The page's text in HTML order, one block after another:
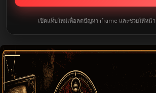
เปิดแท็บใหม่เพื่อลดปัญหา iframe และช่วยให้หน้